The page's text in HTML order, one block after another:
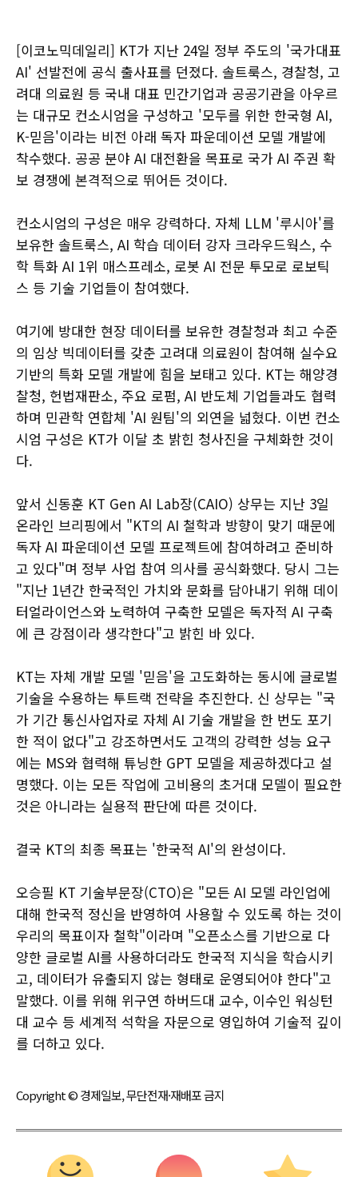
[이코노믹데일리] KT가 지난 24일 정부 주도의 '국가대표
AI' 선발전에 공식 출사표를 던졌다. 솔트룩스, 경찰청, 고
려대 의료원 등 국내 대표 민간기업과 공공기관을 아우르
는 대규모 컨소시엄을 구성하고 '모두를 위한 한국형 AI,
K-믿음'이라는 비전 아래 독자 파운데이션 모델 개발에
착수했다. 공공 분야 AI 대전환을 목표로 국가 AI 주권 확
보 경쟁에 본격적으로 뛰어든 것이다.
컨소시엄의 구성은 매우 강력하다. 자체 LLM '루시아'를
보유한 솔트룩스, AI 학습 데이터 강자 크라우드웍스, 수
학 특화 AI 1위 매스프레소, 로봇 AI 전문 투모로 로보틱
스 등 기술 기업들이 참여했다.
여기에 방대한 현장 데이터를 보유한 경찰청과 최고 수준
의 임상 빅데이터를 갖춘 고려대 의료원이 참여해 실수요
기반의 특화 모델 개발에 힘을 보태고 있다. KT는 해양경
찰청, 헌법재판소, 주요 로펌, AI 반도체 기업들과도 협력
하며 민관학 연합체 'AI 원팀'의 외연을 넓혔다. 이번 컨소
시엄 구성은 KT가 이달 초 밝힌 청사진을 구체화한 것이
다.
앞서 신동훈 KT Gen AI Lab장(CAIO) 상무는 지난 3일
온라인 브리핑에서 "KT의 AI 철학과 방향이 맞기 때문에
독자 AI 파운데이션 모델 프로젝트에 참여하려고 준비하
고 있다"며 정부 사업 참여 의사를 공식화했다. 당시 그는
"지난 1년간 한국적인 가치와 문화를 담아내기 위해 데이
터얼라이언스와 노력하여 구축한 모델은 독자적 AI 구축
에 큰 강점이라 생각한다"고 밝힌 바 있다.
KT는 자체 개발 모델 '믿음'을 고도화하는 동시에 글로벌
기술을 수용하는 투트랙 전략을 추진한다. 신 상무는 "국
가 기간 통신사업자로 자체 AI 기술 개발을 한 번도 포기
한 적이 없다"고 강조하면서도 고객의 강력한 성능 요구
에는 MS와 협력해 튜닝한 GPT 모델을 제공하겠다고 설
명했다. 이는 모든 작업에 고비용의 초거대 모델이 필요한
것은 아니라는 실용적 판단에 따른 것이다.
결국 KT의 최종 목표는 '한국적 AI'의 완성이다.
오승필 KT 기술부문장(CTO)은 "모든 AI 모델 라인업에
대해 한국적 정신을 반영하여 사용할 수 있도록 하는 것이
우리의 목표이자 철학"이라며 "오픈소스를 기반으로 다
양한 글로벌 AI를 사용하더라도 한국적 지식을 학습시키
고, 데이터가 유출되지 않는 형태로 운영되어야 한다"고
말했다. 이를 위해 위구연 하버드대 교수, 이수인 워싱턴
대 교수 등 세계적 석학을 자문으로 영입하여 기술적 깊이
를 더하고 있다.
Copyright © 경제일보, 무단전재·재배포 금지